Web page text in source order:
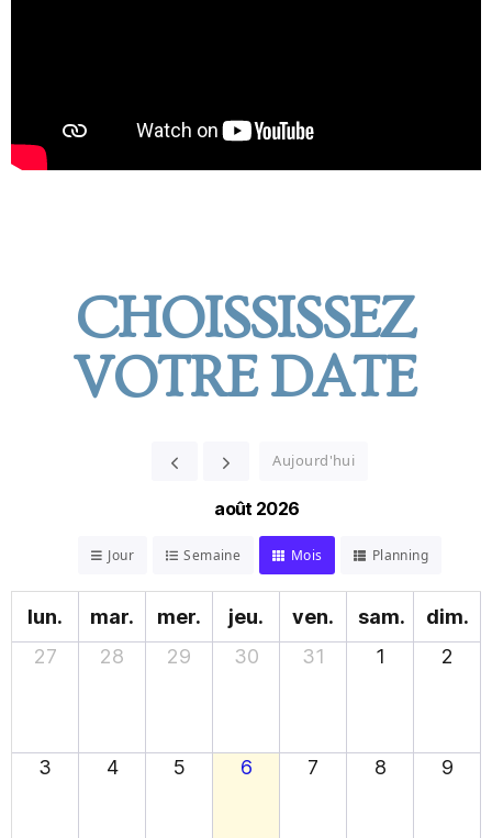
CHOISSISSEZ
VOTRE DATE
Aujourd'hui
août 2026
Jour Semaine Mois Planning
lun. mar. mer. jeu. ven. sam.
dim.
27
28 29 30 31 1 2
3 4 5 6 7 8 9